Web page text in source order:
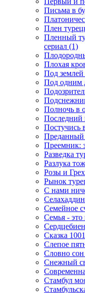
Письма в
Плен
Пленный
сериал (1)
Плохая
Под землей
Под одним
Полночь в
Последний
Постучись
Преданный
Преемник:
Разведка
Разлука
Розы и
Рынок
С нами
Семейное
Семья - это
Сказка
Слепое
Словно сон
Снежный
Стамбул